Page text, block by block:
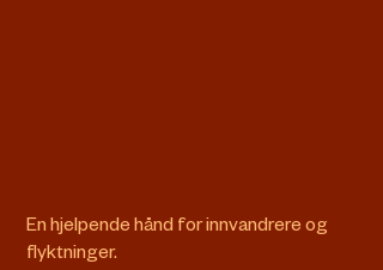
En hjelpende hånd for innvandrere og
flyktninger.